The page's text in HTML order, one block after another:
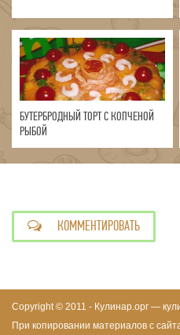
БУТЕРБРОДНЫЙ ТОРТ С КОПЧЕНОЙ
РЫБОЙ
КОММЕНТИРОВАТЬ
Copyright © 2011 - Кулинар.орг —
При копировании материалов с